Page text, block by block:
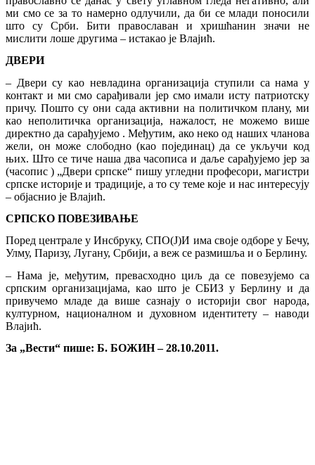
ми смо се за то намерно одлучили, да би се млади поносили
што су Срби. Бити православан и хришћанин значи не
мислити лоше другима – истакао је Влајић.
ДВЕРИ
– Двери су као невладина организација ступили са нама у
контакт и ми смо сарађивали јер смо имали исту патриотску
причу. Пошто су они сада активни на политичком плану, ми
као неполитичка организација, нажалост, не можемо више
директно да сарађујемо . Међутим, ако неко од наших чланова
жели, он може слободно (као појединац) да се укључи код
њих. Што се тиче наша два часописа и даље сарађујемо јер за
(часопис ) „Двери српске“ пишу угледни професори, магистри
српске историје и традиције, а то су теме које и нас интересују
– објаснио је Влајић.
СРПСКО ПОВЕЗИВАЊЕ
Поред централе у Инсбруку, СПО(Ј)И има своје одборе у Бечу,
Улму, Паризу, Лугану, Србији, а веж се размишља и о Берлину.
– Нама је, међутим, превасходно циљ да се повезујемо са
српским организацијама, као што је СБИЗ у Берлину и да
привучемо младе да више сазнају о историји свог народа,
културном, националном и духовном идентитету – наводи
Влајић.
За „Вести“ пише: Б. БОЖИН – 28.10.2011.